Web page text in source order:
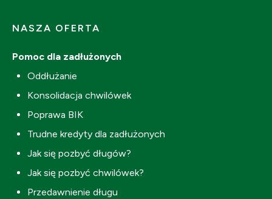
NASZA OFERTA
Pomoc dla zadłużonych
Oddłużanie
Konsolidacja chwilówek
Poprawa BIK
Trudne kredyty dla zadłużonych
Jak się pozbyć długów?
Jak się pozbyć chwilówek?
Przedawnienie długu